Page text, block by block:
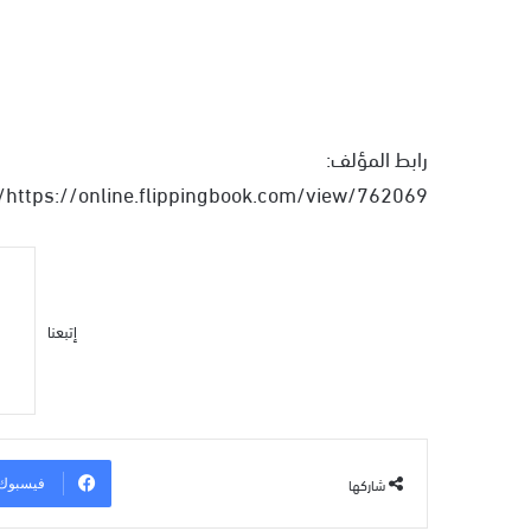
رابط المؤلف:
https://online.flippingbook.com/view/762069/
إتبعنا
شاركها